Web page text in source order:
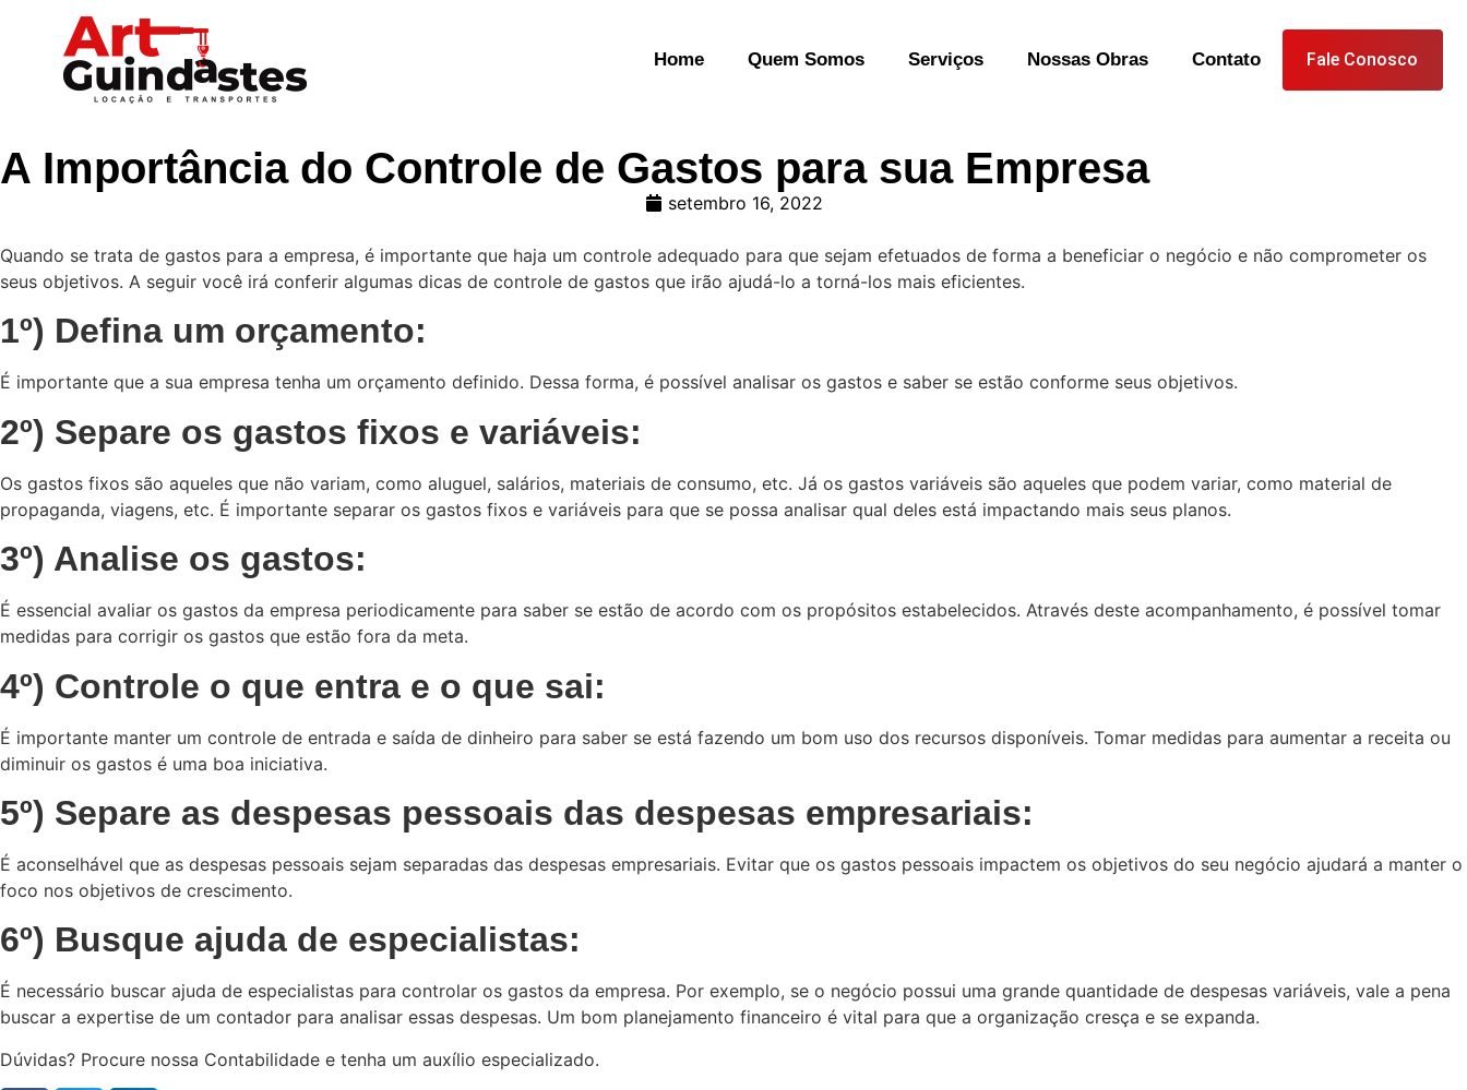
Home Quem Somos Serviços Nossas Obras Contato Fale Conosco
A Importância do Controle de Gastos para sua Empresa
setembro 16, 2022
Quando se trata de gastos para a empresa, é importante que haja um controle adequado para que sejam efetuados de forma a beneficiar o negócio e não comprometer os
seus objetivos. A seguir você irá conferir algumas dicas de controle de gastos que irão ajudá-lo a torná-los mais eficientes.
1º) Defina um orçamento:
É importante que a sua empresa tenha um orçamento definido. Dessa forma, é possível analisar os gastos e saber se estão conforme seus objetivos.
2º) Separe os gastos fixos e variáveis:
Os gastos fixos são aqueles que não variam, como aluguel, salários, materiais de consumo, etc. Já os gastos variáveis são aqueles que podem variar, como material de
propaganda, viagens, etc. É importante separar os gastos fixos e variáveis para que se possa analisar qual deles está impactando mais seus planos.
3º) Analise os gastos:
É essencial avaliar os gastos da empresa periodicamente para saber se estão de acordo com os propósitos estabelecidos. Através deste acompanhamento, é possível tomar
medidas para corrigir os gastos que estão fora da meta.
4º) Controle o que entra e o que sai:
É importante manter um controle de entrada e saída de dinheiro para saber se está fazendo um bom uso dos recursos disponíveis. Tomar medidas para aumentar a receita ou
diminuir os gastos é uma boa iniciativa.
5º) Separe as despesas pessoais das despesas empresariais:
É aconselhável que as despesas pessoais sejam separadas das despesas empresariais. Evitar que os gastos pessoais impactem os objetivos do seu negócio ajudará a manter o
foco nos objetivos de crescimento.
6º) Busque ajuda de especialistas:
É necessário buscar ajuda de especialistas para controlar os gastos da empresa. Por exemplo, se o negócio possui uma grande quantidade de despesas variáveis, vale a pena
buscar a expertise de um contador para analisar essas despesas. Um bom planejamento financeiro é vital para que a organização cresça e se expanda.
Dúvidas? Procure nossa Contabilidade e tenha um auxílio especializado.